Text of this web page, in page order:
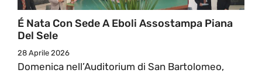
É Nata Con Sede A Eboli Assostampa Piana
Del Sele
28 Aprile 2026
Domenica nell’Auditorium di San Bartolomeo,